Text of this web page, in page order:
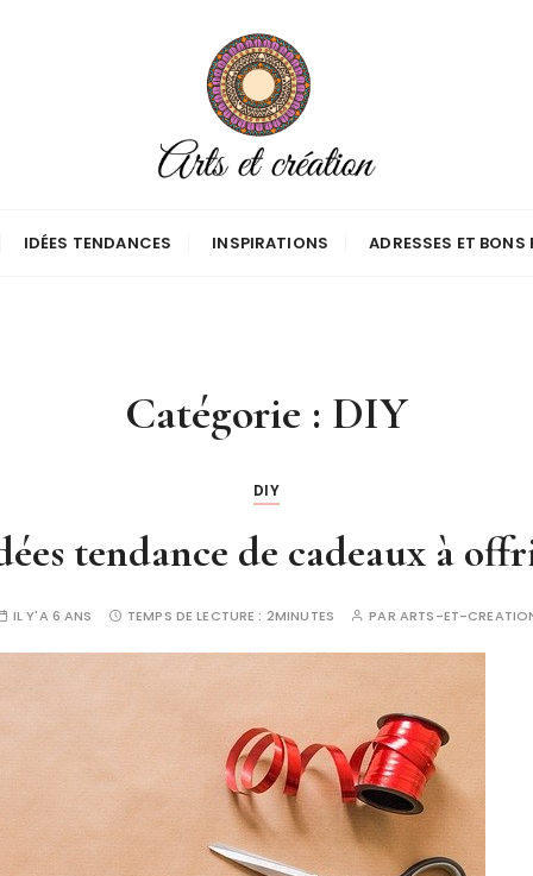
IDÉES TENDANCES INSPIRATIONS ADRESSES ET BONS
Catégorie : DIY
DIY
tendance de cadeaux à
IL Y'A 6 ANS TEMPS DE LECTURE : 2MINUTES PAR ARTS-ET-